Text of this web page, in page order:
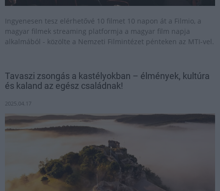
Ingyenesen tesz elérhetővé 10 filmet 10 napon át a Filmio, a
magyar filmek streaming platformja a magyar film napja
alkalmából - közölte a Nemzeti Filmintézet pénteken az MTI-vel.
Tavaszi zsongás a kastélyokban – élmények, kultúra
és kaland az egész családnak!
2025.04.17